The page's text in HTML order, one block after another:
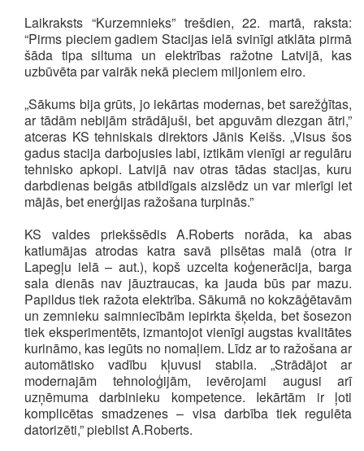
Laikraksts “Kurzemnieks” trešdien, 22. martā, raksta:
“Pirms pieciem gadiem Stacijas ielā svinīgi atklāta pirmā
šāda tipa siltuma un elektrības ražotne Latvijā, kas
uzbūvēta par vairāk nekā pieciem miljoniem eiro.
„Sākums bija grūts, jo iekārtas modernas, bet sarežģītas,
ar tādām nebijām strādājuši, bet apguvām diezgan ātri,”
atceras KS tehniskais direktors Jānis Keišs. „Visus šos
gadus stacija darbojusies labi, iztikām vienīgi ar regulāru
tehnisko apkopi. Latvijā nav otras tādas stacijas, kuru
darbdienas beigās atbildīgais aizslēdz un var mierīgi iet
mājās, bet enerģijas ražošana turpinās.”
KS valdes priekšsēdis A.Roberts norāda, ka abas
katlumājas atrodas katra savā pilsētas malā (otra ir
Lapegļu ielā – aut.), kopš uzcelta koģenerācija, barga
sala dienās nav jāuztraucas, ka jauda būs par mazu.
Papildus tiek ražota elektrība. Sākumā no kokzāģētavām
un zemnieku saimniecībām iepirkta šķelda, bet šosezon
tiek eksperimentēts, izmantojot vienīgi augstas kvalitātes
kurināmo, kas iegūts no nomaļiem. Līdz ar to ražošana ar
automātisko vadību kļuvusi stabila. „Strādājot ar
modernajām tehnoloģijām, ievērojami augusi arī
uzņēmuma darbinieku kompetence. Iekārtām ir ļoti
komplicētas smadzenes – visa darbība tiek regulēta
datorizēti,” piebilst A.Roberts.